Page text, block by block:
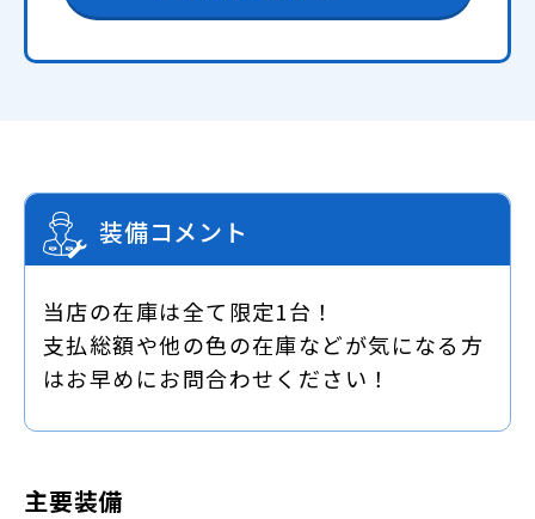
装備コメント
当店の在庫は全て限定1台！
支払総額や他の色の在庫などが気になる方
はお早めにお問合わせください！
主要装備